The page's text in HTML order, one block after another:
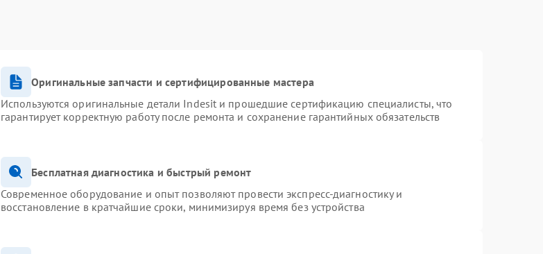
Оригинальные запчасти и сертифицированные мастера
Используются оригинальные детали Indesit и прошедшие сертификацию специалисты, что
гарантирует корректную работу после ремонта и сохранение гарантийных обязательств
Бесплатная диагностика и быстрый ремонт
Современное оборудование и опыт позволяют провести экспресс-диагностику и
восстановление в кратчайшие сроки, минимизируя время без устройства